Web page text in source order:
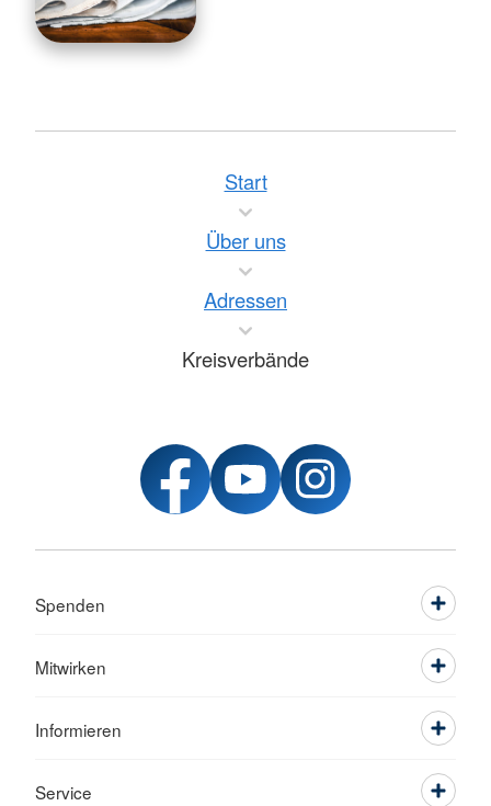
Start
Über uns
Adressen
Kreisverbände
Spenden
Mitwirken
Informieren
Service